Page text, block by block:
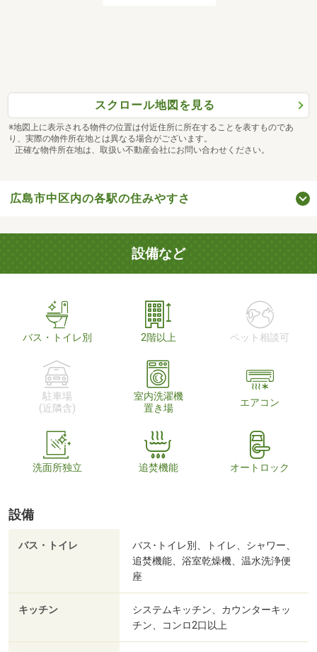
スクロール地図を見る
※地図上に表示される物件の位置は付近住所に所在することを表すものであ
り、実際の物件所在地とは異なる場合がございます。
正確な物件所在地は、取扱い不動産会社にお問い合わせください。
広島市中区内の各駅の住みやすさ
設備など
バス・トイレ別 2階以上 ペット相談可
駐車場
(近隣含)
室内洗濯機
置き場
エアコン
洗面所独立 追焚機能 オートロック
設備
バス・トイレ
バス･トイレ別、トイレ、シャワー、
追焚機能、浴室乾燥機、温水洗浄便
座
キッチン
システムキッチン、カウンターキッ
チン、コンロ2口以上